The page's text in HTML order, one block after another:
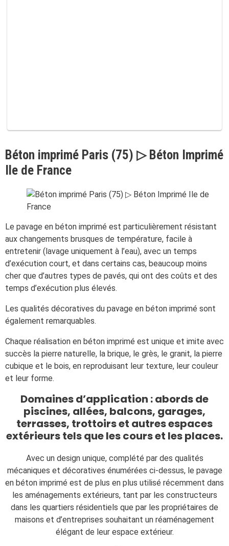
Béton imprimé Paris (75) ▷ Béton Imprimé
Ile de France
Le pavage en béton imprimé est particulièrement résistant
aux changements brusques de température, facile à
entretenir (lavage uniquement à l’eau), avec un temps
d’exécution court, et dans certains cas, beaucoup moins
cher que d’autres types de pavés, qui ont des coûts et des
temps d’exécution plus élevés.
Les qualités décoratives du pavage en béton imprimé sont
également remarquables.
Chaque réalisation en béton imprimé est unique et imite avec
succès la pierre naturelle, la brique, le grès, le granit, la pierre
cubique et le bois, en reproduisant leur texture, leur couleur
et leur forme.
Domaines d’application : abords de
piscines, allées, balcons, garages,
terrasses, trottoirs et autres espaces
extérieurs tels que les cours et les places.
Avec un design unique, complété par des qualités
mécaniques et décoratives énumérées ci-dessus, le pavage
en béton imprimé est de plus en plus utilisé récemment dans
les aménagements extérieurs, tant par les constructeurs
dans les quartiers résidentiels que par les propriétaires de
maisons et d’entreprises souhaitant un réaménagement
élégant de leur espace extérieur.